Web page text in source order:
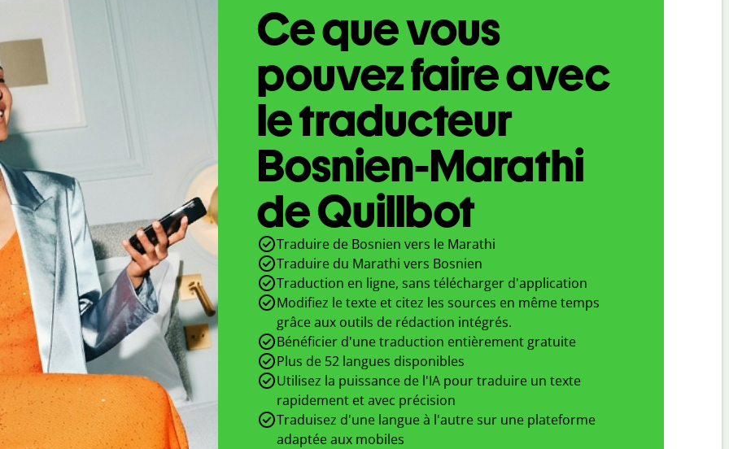
Ce que vous
pouvez faire avec
le traducteur
Bosnien-Marathi
de Quillbot
Traduire de Bosnien vers le Marathi
Traduire du Marathi vers Bosnien
Traduction en ligne, sans télécharger d'application
Modifiez le texte et citez les sources en même temps
grâce aux outils de rédaction intégrés.
Bénéficier d'une traduction entièrement gratuite
Plus de 52 langues disponibles
Utilisez la puissance de l'IA pour traduire un texte
rapidement et avec précision
Traduisez d'une langue à l'autre sur une plateforme
adaptée aux mobiles